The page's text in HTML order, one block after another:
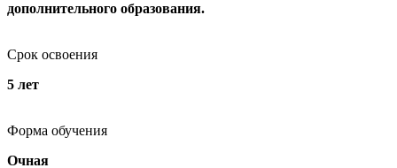
дополнительного образования.
Срок освоения
5 лет
Форма обучения
Очная